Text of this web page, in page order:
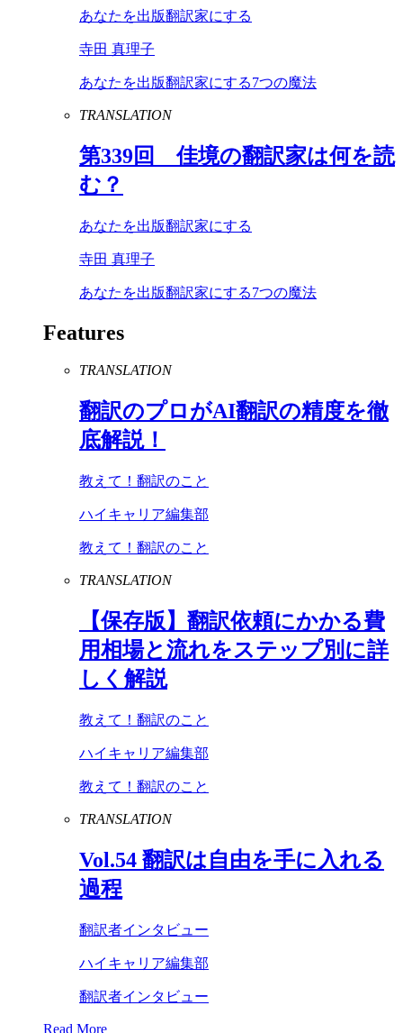
あなたを出版翻訳家にする
寺田 真理子
あなたを出版翻訳家にする7つの魔法
TRANSLATION
第339回 佳境の翻訳家は何を読
む？
あなたを出版翻訳家にする
寺田 真理子
あなたを出版翻訳家にする7つの魔法
Features
TRANSLATION
翻訳のプロがAI翻訳の精度を徹
底解説！
教えて！翻訳のこと
ハイキャリア編集部
教えて！翻訳のこと
TRANSLATION
【保存版】翻訳依頼にかかる費
用相場と流れをステップ別に詳
しく解説
教えて！翻訳のこと
ハイキャリア編集部
教えて！翻訳のこと
TRANSLATION
Vol.54 翻訳は自由を手に入れる
過程
翻訳者インタビュー
ハイキャリア編集部
翻訳者インタビュー
Read More